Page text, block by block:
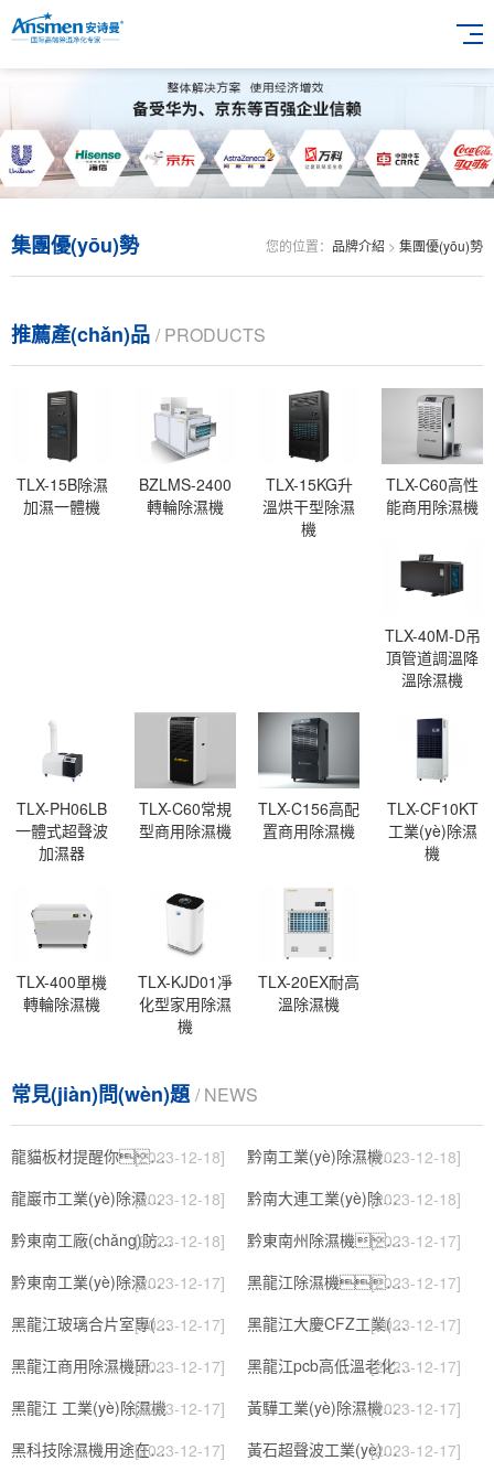
您的位置： 品牌介紹 > 集團優(yōu)勢
集團優(yōu)勢
推薦產(chǎn)品 / PRODUCTS
TLX-15B除濕
加濕一體機
BZLMS-2400
轉輪除濕機
TLX-15KG升
溫烘干型除濕
機
TLX-C60高性
能商用除濕機
TLX-40M-D吊
頂管道調溫降
溫除濕機
TLX-PH06LB
一體式超聲波
加濕器
TLX-C60常規
型商用除濕機
TLX-C156高配
置商用除濕機
TLX-CF10KT
工業(yè)除濕
機
TLX-400單機
轉輪除濕機
TLX-KJD01凈
化型家用除濕
機
TLX-20EX耐高
溫除濕機
常見(jiàn)問(wèn)題/ NEWS
龍貓板材提醒你，雨季裝修應特別注意防潮
[2023-12-18] 黔南工業(yè)除濕機公司
[2023-12-18]
龍巖市工業(yè)除濕機價(jià)格
[2023-12-18] 黔南大連工業(yè)除濕機
[2023-12-18]
黔東南工廠(chǎng)防潮除濕機，工業(yè)除濕機
[2023-12-18] 黔東南州除濕機，濕菱工業(yè)地下室抽濕機 庫房配電房除濕器
[2023-12-17]
黔東南工業(yè)除濕機公司
[2023-12-17] 黑龍江除濕機，工業(yè)除濕機
[2023-12-17]
黑龍江玻璃合片室專(zhuān)用組合型轉輪除濕機
[2023-12-17] 黑龍江大慶CFZ工業(yè)除濕機濕菱除濕機品牌
[2023-12-17]
黑龍江商用除濕機研發(fā)(回饋老顧客,2022已更新)
[2023-12-17] 黑龍江pcb高低溫老化試驗箱
[2023-12-17]
黑龍江 工業(yè)除濕機[2023-12-17] 黃驊工業(yè)除濕機】倉庫抽濕機】車(chē)間除濕器】
[2023-12-17]
黑科技除濕機用途在哪里，如何選購到合適的工業(yè)除濕機
[2023-12-17] 黃石超聲波工業(yè)加濕機，SL系列除濕機
[2023-12-17]